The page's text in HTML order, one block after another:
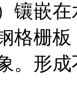
镶嵌
格栅
。形